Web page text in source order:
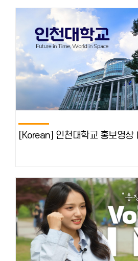
[Korean] 인천대학교 홍보영